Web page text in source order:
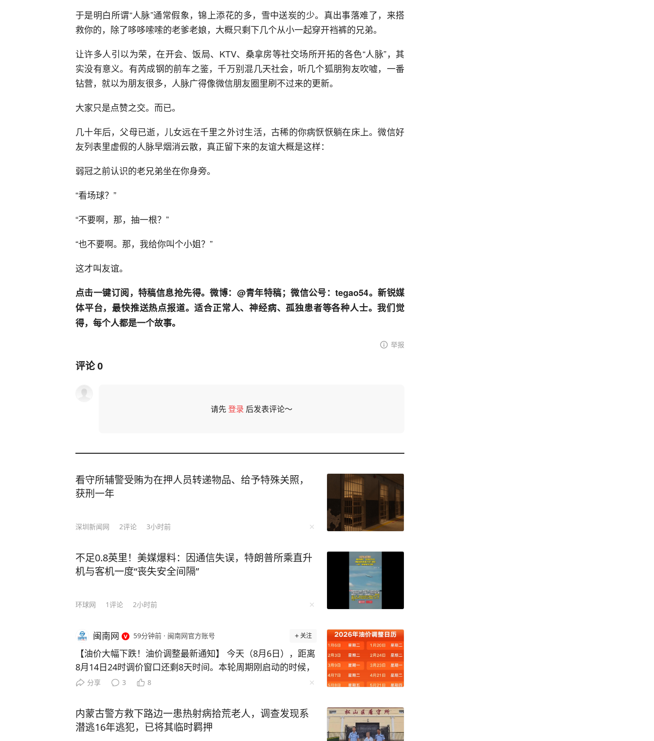
于是明白所谓“人脉”通常假象，锦上添花的多，雪中送炭的少。真出事落难了，来搭
救你的，除了哆哆嗦嗦的老爹老娘，大概只剩下几个从小一起穿开裆裤的兄弟。
让许多人引以为荣，在开会、饭局、KTV、桑拿房等社交场所开拓的各色“人脉”，其
实没有意义。有芮成钢的前车之鉴，千万别混几天社会，听几个狐朋狗友吹嘘，一番
钻营，就以为朋友很多，人脉广得像微信朋友圈里刷不过来的更新。
大家只是点赞之交。而已。
几十年后，父母已逝，儿女远在千里之外讨生活，古稀的你病恹恹躺在床上。微信好
友列表里虚假的人脉早烟消云散，真正留下来的友谊大概是这样：
弱冠之前认识的老兄弟坐在你身旁。
“看场球？”
“不要啊，那，抽一根？”
“也不要啊。那，我给你叫个小姐？”
这才叫友谊。
点击一键订阅，特稿信息抢先得。微博：@青年特稿； 微信公号：tegao54。新锐媒
体平台，最快推送热点报道。适合正常人、神经病、孤独患者等各种人士。我们觉
得，每个人都是一个故事。
举报
评论0
请先登录 后发表评论～
看守所辅警受贿为在押人员转递物品、给予特殊关照，
获刑一年
深圳新闻网 2评论 3小时前
不足0.8英里！美媒爆料：因通信失误，特朗普所乘直升
机与客机一度“丧失安全间隔”
环球网 1评论 2小时前
闽南网 59分钟前 · 闽南网官方账号 关注
【油价大幅下跌！油价调整最新通知】 今天（8月6日），距离
8月14日24时调价窗口还剩8天时间。本轮周期刚启动的时候，
预估下调幅度0.09元/升，随后连续三个工作日跌幅不断扩张，
0元/吨，柴油下调365元/吨。折算零售价，92号汽油预计下跌
0.30元/升，95号汽油下跌0.32元/升，0号柴油下跌0.31元/
升。 不过需要提醒大家，计价周期仍有6个统计日，变数尚
分享 3 8
内蒙古警方救下路边一患热射病拾荒老人，调查发现系
潜逃16年逃犯，已将其临时羁押